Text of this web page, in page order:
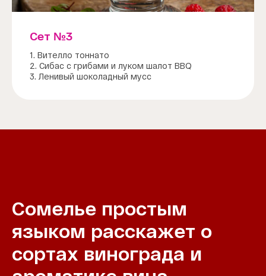
Сет №3
1. Вителло тоннато
2. Сибас с грибами и луком шалот BBQ
3. Ленивый шоколадный мусс
Сомелье простым
языком расскажет о
сортах винограда и